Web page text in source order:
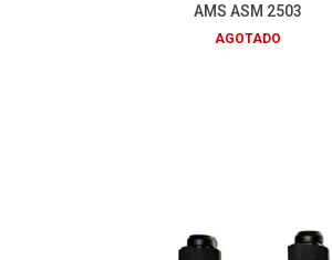
AMS ASM 2503
AGOTADO